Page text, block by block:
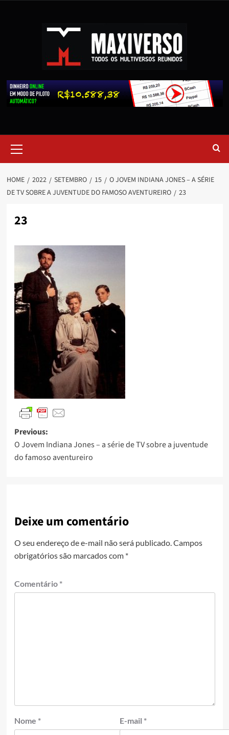
HOME 2022 SETEMBRO 15
O JOVEM INDIANA JONES – A SÉRIE
DE TV SOBRE A JUVENTUDE DO FAMOSO AVENTUREIRO
23
23
Previous:
O Jovem Indiana Jones – a série de TV sobre a juventude
do famoso aventureiro
Deixe um comentário
O seu endereço de e-mail não será publicado. Campos
obrigatórios são marcados com *
Comentário *
Nome * E-mail *